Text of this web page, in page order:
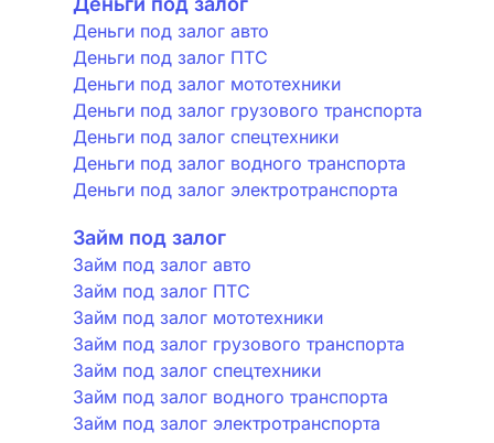
Деньги под залог авто
Деньги под залог ПТС
Деньги под залог мототехники
Деньги под залог грузового транспорта
Деньги под залог спецтехники
Деньги под залог водного транспорта
Деньги под залог электротранспорта
Займ под залог
Займ под залог авто
Займ под залог ПТС
Займ под залог мототехники
Займ под залог грузового транспорта
Займ под залог спецтехники
Займ под залог водного транспорта
Займ под залог электротранспорта